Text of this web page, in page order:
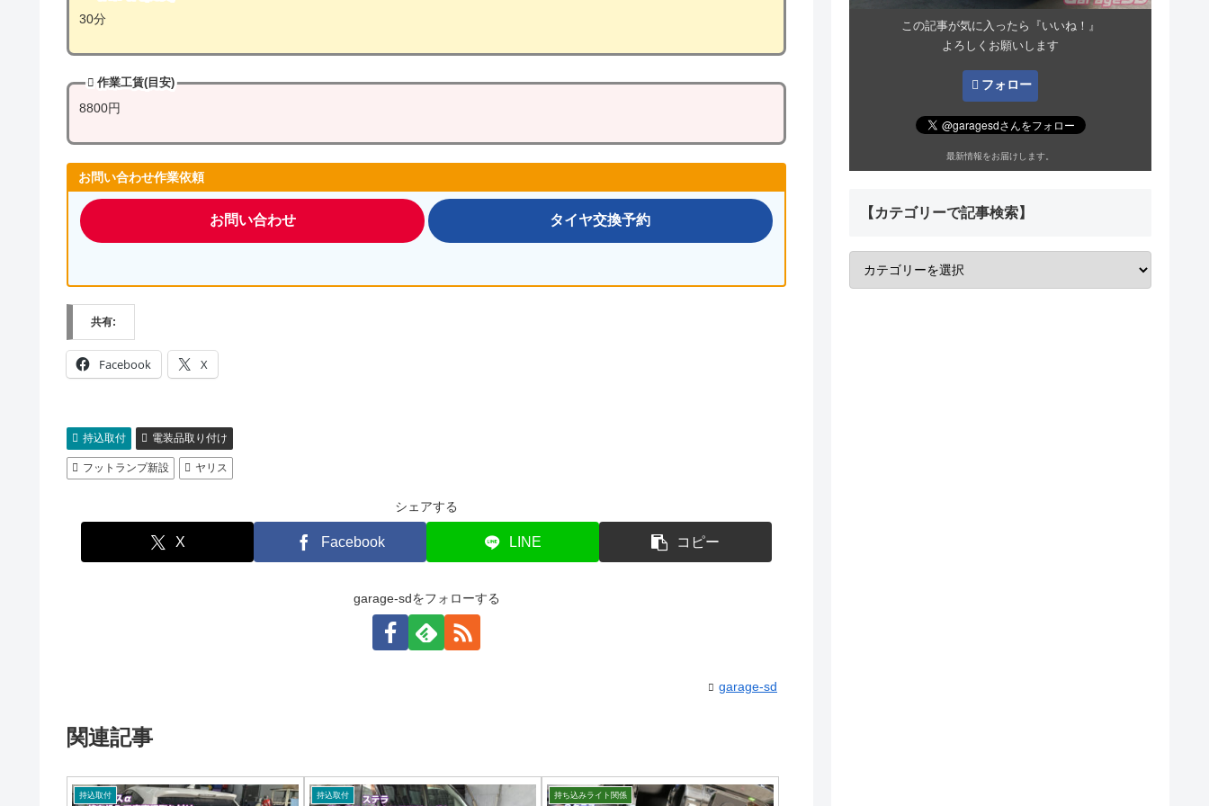
30分
作業工賃(目安)
8800円
お問い合わせ作業依頼
お問い合わせ タイヤ交換予約
共有:
Facebook X
持込取付 電装品取り付け
フットランプ新設 ヤリス
シェアする
X Facebook LINE コピー
garage-sdをフォローする
garage-sd
関連記事
持込取付 持込取付 持ち込みライト関係
この記事が気に入ったら『いいね！』
よろしくお願いします
フォロー
最新情報をお届けします。
【カテゴリーで記事検索】